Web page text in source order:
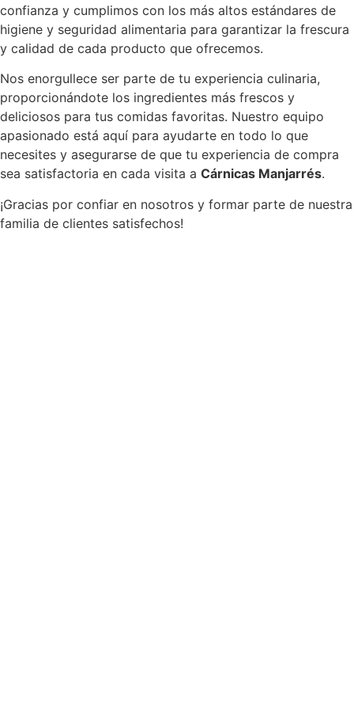
confianza y cumplimos con los más altos estándares de
higiene y seguridad alimentaria para garantizar la frescura
y calidad de cada producto que ofrecemos.
Nos enorgullece ser parte de tu experiencia culinaria,
proporcionándote los ingredientes más frescos y
deliciosos para tus comidas favoritas. Nuestro equipo
apasionado está aquí para ayudarte en todo lo que
necesites y asegurarse de que tu experiencia de compra
sea satisfactoria en cada visita a Cárnicas Manjarrés.
¡Gracias por confiar en nosotros y formar parte de nuestra
familia de clientes satisfechos!